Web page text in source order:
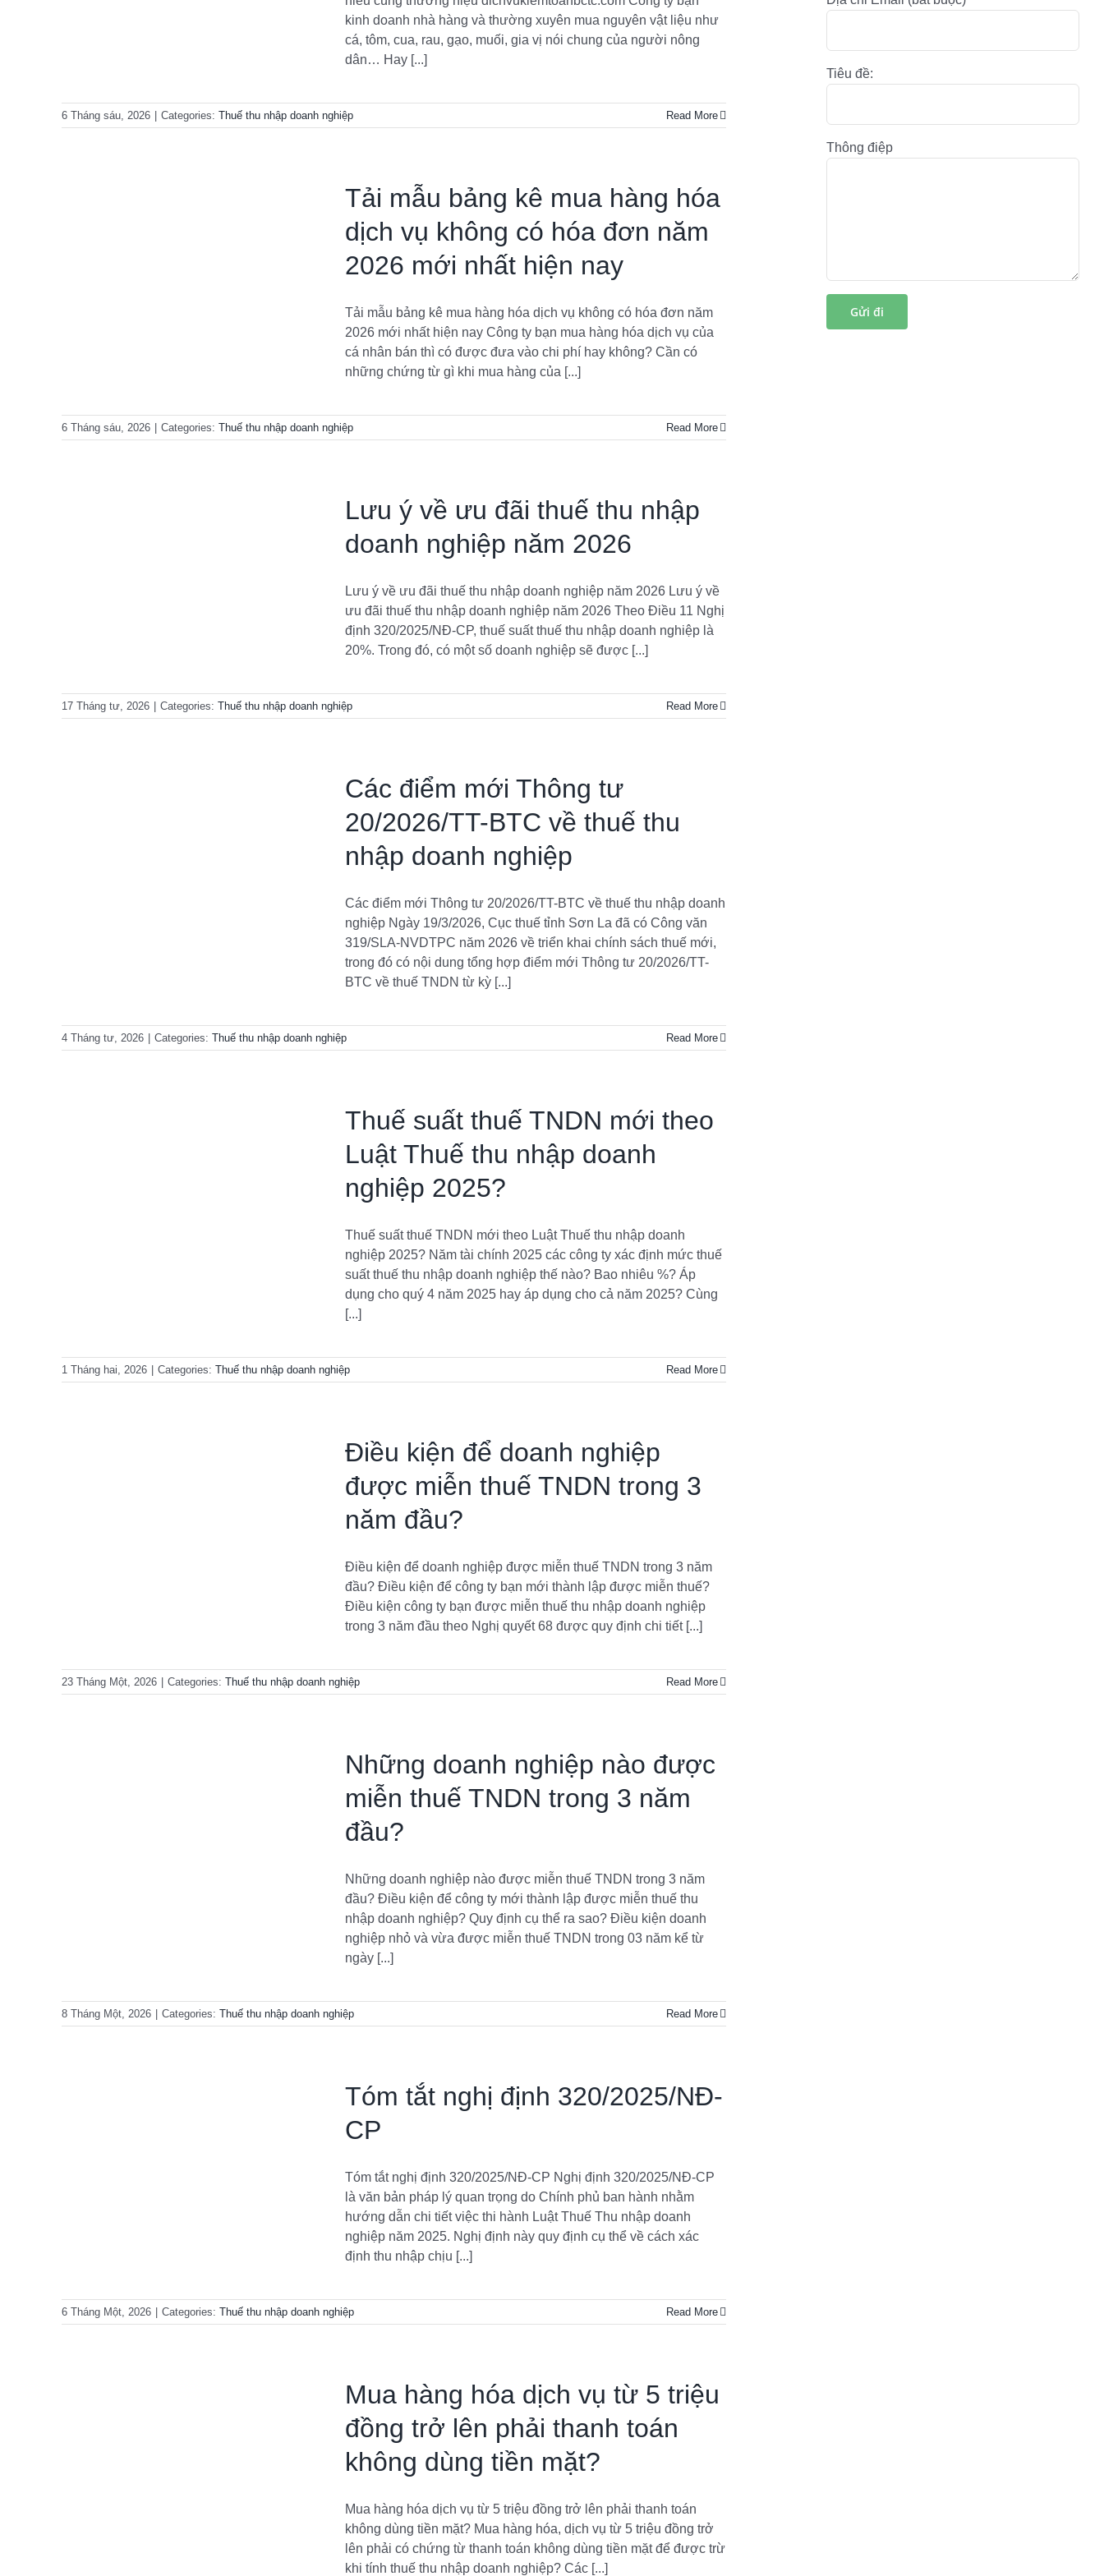
kinh doanh nhà hàng và thường xuyên mua nguyên vật liệu như
cá, tôm, cua, rau, gạo, muối, gia vị nói chung của người nông
dân… Hay [...]
6 Tháng sáu, 2026 | Categories: Thuế thu nhập doanh nghiệp Read More
Tải mẫu bảng kê mua hàng hóa
dịch vụ không có hóa đơn năm
2026 mới nhất hiện nay
Tải mẫu bảng kê mua hàng hóa dịch vụ không có hóa đơn năm
2026 mới nhất hiện nay Công ty bạn mua hàng hóa dịch vụ của
cá nhân bán thì có được đưa vào chi phí hay không? Cần có
những chứng từ gì khi mua hàng của [...]
6 Tháng sáu, 2026 | Categories: Thuế thu nhập doanh nghiệp Read More
Lưu ý về ưu đãi thuế thu nhập
doanh nghiệp năm 2026
Lưu ý về ưu đãi thuế thu nhập doanh nghiệp năm 2026 Lưu ý về
ưu đãi thuế thu nhập doanh nghiệp năm 2026 Theo Điều 11 Nghị
định 320/2025/NĐ-CP, thuế suất thuế thu nhập doanh nghiệp là
20%. Trong đó, có một số doanh nghiệp sẽ được [...]
17 Tháng tư, 2026 | Categories: Thuế thu nhập doanh nghiệp Read More
Các điểm mới Thông tư
20/2026/TT-BTC về thuế thu
nhập doanh nghiệp
Các điểm mới Thông tư 20/2026/TT-BTC về thuế thu nhập doanh
nghiệp Ngày 19/3/2026, Cục thuế tỉnh Sơn La đã có Công văn
319/SLA-NVDTPC năm 2026 về triển khai chính sách thuế mới,
trong đó có nội dung tổng hợp điểm mới Thông tư 20/2026/TT-
BTC về thuế TNDN từ kỳ [...]
4 Tháng tư, 2026 | Categories: Thuế thu nhập doanh nghiệp Read More
Thuế suất thuế TNDN mới theo
Luật Thuế thu nhập doanh
nghiệp 2025?
Thuế suất thuế TNDN mới theo Luật Thuế thu nhập doanh
nghiệp 2025? Năm tài chính 2025 các công ty xác định mức thuế
suất thuế thu nhập doanh nghiệp thế nào? Bao nhiêu %? Áp
dụng cho quý 4 năm 2025 hay áp dụng cho cả năm 2025? Cùng
[...]
1 Tháng hai, 2026 | Categories: Thuế thu nhập doanh nghiệp Read More
Điều kiện để doanh nghiệp
được miễn thuế TNDN trong 3
năm đầu?
Điều kiện để doanh nghiệp được miễn thuế TNDN trong 3 năm
đầu? Điều kiện để công ty bạn mới thành lập được miễn thuế?
Điều kiện công ty bạn được miễn thuế thu nhập doanh nghiệp
trong 3 năm đầu theo Nghị quyết 68 được quy định chi tiết [...]
23 Tháng Một, 2026 | Categories: Thuế thu nhập doanh nghiệp Read More
Những doanh nghiệp nào được
miễn thuế TNDN trong 3 năm
đầu?
Những doanh nghiệp nào được miễn thuế TNDN trong 3 năm
đầu? Điều kiện để công ty mới thành lập được miễn thuế thu
nhập doanh nghiệp? Quy định cụ thể ra sao? Điều kiện doanh
nghiệp nhỏ và vừa được miễn thuế TNDN trong 03 năm kể từ
ngày [...]
8 Tháng Một, 2026 | Categories: Thuế thu nhập doanh nghiệp Read More
Tóm tắt nghị định 320/2025/NĐ-
CP
Tóm tắt nghị định 320/2025/NĐ-CP Nghị định 320/2025/NĐ-CP
là văn bản pháp lý quan trọng do Chính phủ ban hành nhằm
hướng dẫn chi tiết việc thi hành Luật Thuế Thu nhập doanh
nghiệp năm 2025. Nghị định này quy định cụ thể về cách xác
định thu nhập chịu [...]
6 Tháng Một, 2026 | Categories: Thuế thu nhập doanh nghiệp Read More
Mua hàng hóa dịch vụ từ 5 triệu
đồng trở lên phải thanh toán
không dùng tiền mặt?
Mua hàng hóa dịch vụ từ 5 triệu đồng trở lên phải thanh toán
không dùng tiền mặt? Mua hàng hóa, dịch vụ từ 5 triệu đồng trở
lên phải có chứng từ thanh toán không dùng tiền mặt để được trừ
khi tính thuế thu nhập doanh nghiệp? Các [...]
Tiêu đề:
Thông điệp